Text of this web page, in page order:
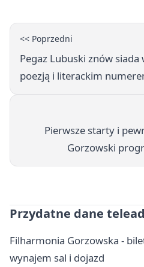
<< Poprzedni
Pegaz Lubuski znów
poezją i literackim
Pierwsze starty i
Gorzowski
Przydatne dane
Filharmonia Gorzowska -
wynajem sal i dojazd